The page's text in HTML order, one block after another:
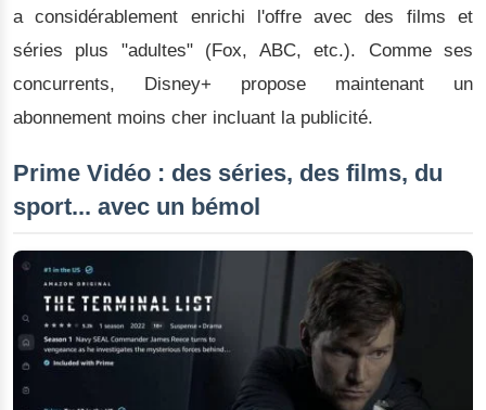
a considérablement enrichi l'offre avec des films et
séries plus "adultes" (Fox, ABC, etc.). Comme ses
concurrents, Disney+ propose maintenant un
abonnement moins cher incluant la publicité.
Prime Vidéo : des séries, des films, du
sport... avec un bémol